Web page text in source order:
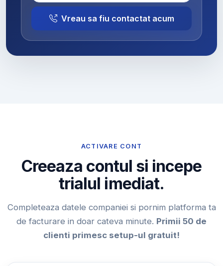
Vreau sa fiu contactat acum
ACTIVARE CONT
Creeaza contul si incepe
trialul imediat.
Completeaza datele companiei si pornim platforma ta
de facturare in doar cateva minute. Primii 50 de
clienti primesc setup-ul gratuit!